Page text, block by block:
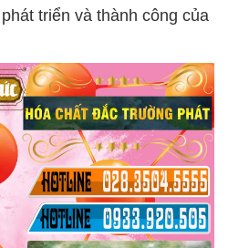
triển và thành công của